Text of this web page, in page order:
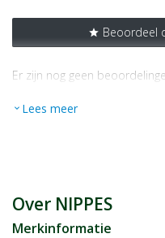
star Beoordeel
Er zijn nog geen
expand_more Lees meer
Over NIPPES
Merkinformatie